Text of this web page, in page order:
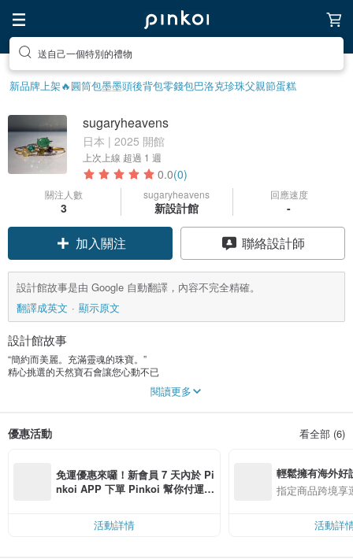
送自己一個特別的禮物
新品牌上架🔥圓筒包墨墨頭後背包零錢包巴洛克珍珠父親節蛋糕
sugaryheavens
日本 | 2025 開館
上次上線 超過 1 週
0.0(0)
關注人數
3
sugaryheavens
新設計館
回應速度
-
加入關注 聯絡設計師
設計館故事是由 Google 自動翻譯，內容不完全精確。
翻譯成英文
顯示原文
設計館故事
“簡約而美麗。充滿靈魂的珠寶。”
精心挑選的天然寶石會讓您心動不已
閱讀更多
優惠活動 看全部 (6)
免運優惠來囉！新會員 7 天內於 Pi
nkoi APP 下單 Pinkoi 幫你付運
活動詳情
輕鬆擁有海外好
指定商品跨境享
活動詳